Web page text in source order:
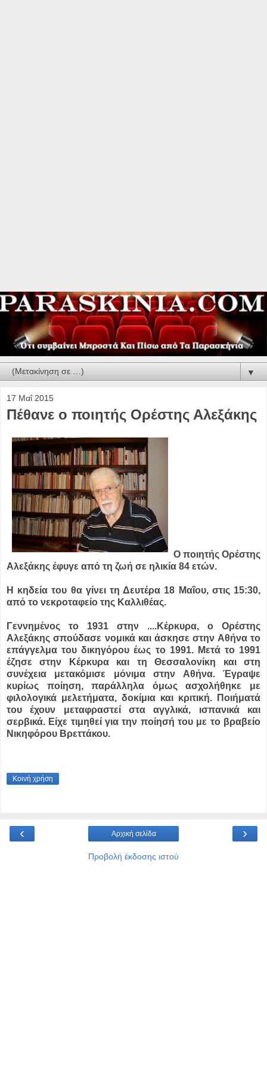
▼
17 Μαΐ 2015
Πέθανε ο ποιητής Ορέστης Αλεξάκης
Ο ποιητής Ορέστης
Αλεξάκης έφυγε από τη ζωή σε ηλικία 84 ετών.
Η κηδεία του θα γίνει τη Δευτέρα 18 Μαΐου, στις 15:30,
από το νεκροταφείο της Καλλιθέας.
Γεννημένος το 1931 στην ....Κέρκυρα, ο Ορέστης
Aλεξάκης σπούδασε νομικά και άσκησε στην Αθήνα το
επάγγελμα του δικηγόρου έως το 1991. Μετά το 1991
έζησε στην Κέρκυρα και τη Θεσσαλονίκη και στη
συνέχεια μετακόμισε μόνιμα στην Αθήνα. Έγραψε
κυρίως ποίηση, παράλληλα όμως ασχολήθηκε με
φιλολογικά μελετήματα, δοκίμια και κριτική. Ποιήματά
του έχουν μεταφραστεί στα αγγλικά, ισπανικά και
σερβικά. Είχε τιμηθεί για την ποίησή του με το βραβείο
Nικηφόρου Bρεττάκου.
Κοινή χρήση
‹ ›
Αρχική σελίδα
Προβολή έκδοσης ιστού